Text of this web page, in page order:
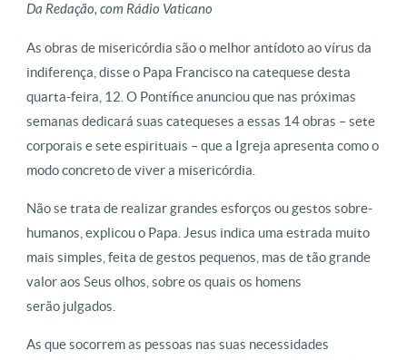
Da Redação, com Rádio Vaticano
As obras de misericórdia são o melhor antídoto ao vírus da
indiferença, disse o Papa Francisco na catequese desta
quarta-feira, 12. O Pontífice anunciou que nas próximas
semanas dedicará suas catequeses a essas 14 obras – sete
corporais e sete espirituais – que a Igreja apresenta como o
modo concreto de viver a misericórdia.
Não se trata de realizar grandes esforços ou gestos sobre-
humanos, explicou o Papa. Jesus indica uma estrada muito
mais simples, feita de gestos pequenos, mas de tão grande
valor aos Seus olhos, sobre os quais os homens
serão julgados.
As que socorrem as pessoas nas suas necessidades